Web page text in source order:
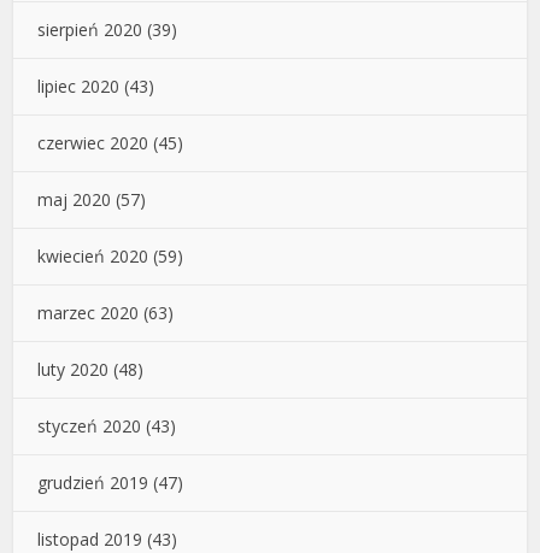
sierpień 2020 (39)
lipiec 2020 (43)
czerwiec 2020 (45)
maj 2020 (57)
kwiecień 2020 (59)
marzec 2020 (63)
luty 2020 (48)
styczeń 2020 (43)
grudzień 2019 (47)
listopad 2019 (43)